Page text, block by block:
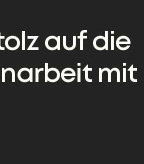
auf die
mit